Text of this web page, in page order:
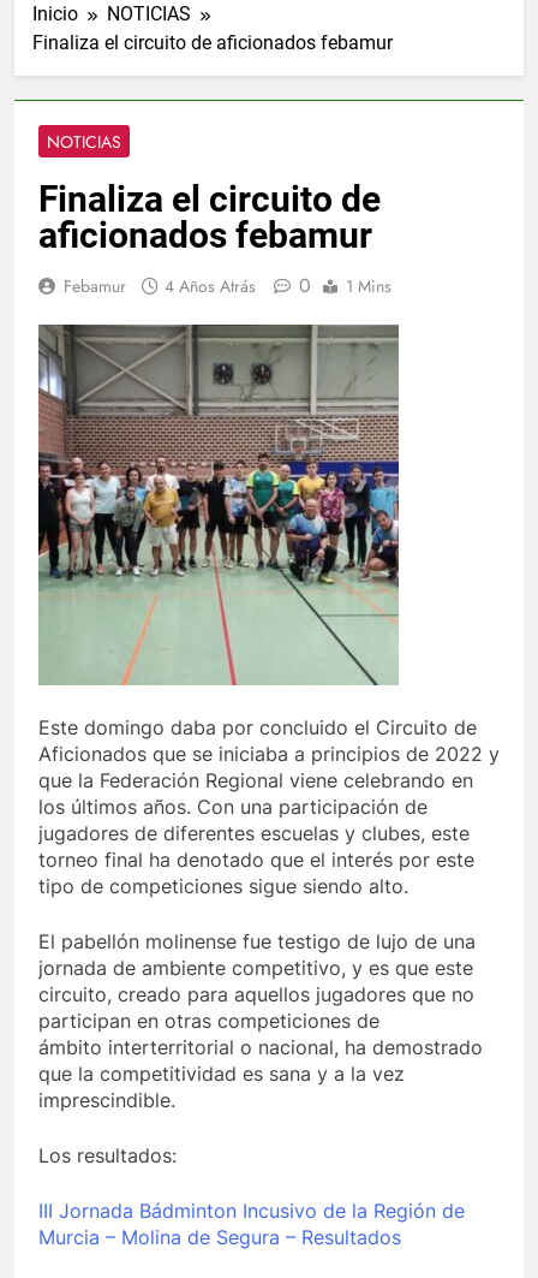
Inicio
NOTICIAS
Finaliza el circuito de aficionados febamur
NOTICIAS
Finaliza el circuito de
aficionados febamur
Febamur 4 Años Atrás 0 1 Mins
Este domingo daba por concluido el Circuito de
Aficionados que se iniciaba a principios de 2022 y
que la Federación Regional viene celebrando en
los últimos años. Con una participación de
jugadores de diferentes escuelas y clubes, este
torneo final ha denotado que el interés por este
tipo de competiciones sigue siendo alto.
El pabellón molinense fue testigo de lujo de una
jornada de ambiente competitivo, y es que este
circuito, creado para aquellos jugadores que no
participan en otras competiciones de
ámbito interterritorial o nacional, ha demostrado
que la competitividad es sana y a la vez
imprescindible.
Los resultados:
III Jornada Bádminton Incusivo de la Región de
Murcia – Molina de Segura – Resultados